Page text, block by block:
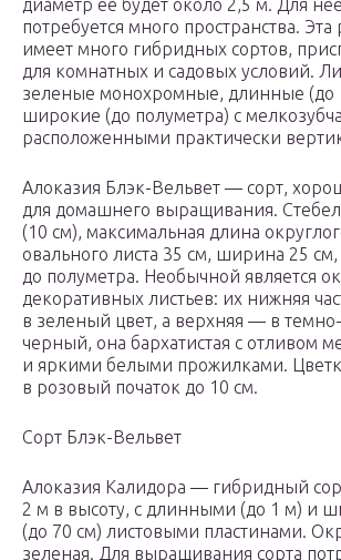
диаметр ее будет около 2,5 м. Для
потребуется много пространства.
имеет много гибридных сортов,
для комнатных и садовых условий.
зеленые монохромные, длинные (до
широкие (до полуметра) с
расположенными практически
Алоказия Блэк-Вельвет — сорт,
для домашнего выращивания.
(10 см), максимальная длина
овального листа 35 см, ширина 25 см,
до полуметра. Необычной является
декоративных листьев: их нижняя
в зеленый цвет, а верхняя — в
черный, она бархатистая с отливом
и яркими белыми прожилками.
в розовый початок до 10 см.
Сорт Блэк-Вельвет
Алоказия Калидора — гибридный
2 м в высоту, с длинными (до 1 м) и
(до 70 см) листовыми пластинами.
зеленая. Для выращивания сорта